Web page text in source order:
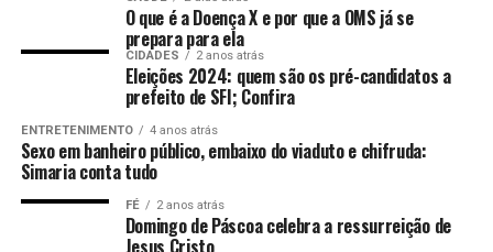
superando a sequência da Itália entre 2018 e 2021.
Curiosamente, a série positiva teve início contra o
Brasil de Dorival Júnior, em um empate por 3 a 3, em
26 de março de 2024, na capital Madri.
Do lado argentino, frustração pelo adiamento do sonho
do tetra e do desejo de “vingar” a Copa de 1994, também
nos Estados Unidos, quando Diego Maradona foi
suspenso durante o torneio pordoping .Sem esquecer
Futuro adversário da Noruega será conhecido ainda neste
domingo, entre Inglaterra e México –REUTERS/Dylan
Martinez/Proibida reprodução
Eliminado pela sexta vez seguida em uma fase
Copas desde 1990,quando também caiu nas oitavas de
final – à ocasião para a Argentina de Diego
O que é a Doença X e por que a OMS já se
prepara para ela
CIDADES 2 anos atrás
Eleições 2024: quem são os pré-candidatos a
prefeito de SFI; Confira
ENTRETENIMENTO 4 anos atrás
Sexo em banheiro público, embaixo do viaduto e chifruda:
Simaria conta tudo
FÉ 2 anos atrás
Domingo de Páscoa celebra a ressurreição de
Jesus Cristo